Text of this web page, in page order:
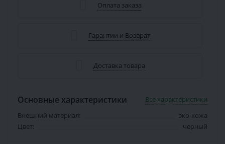
Оплата заказа
Гарантии и Возврат
Доставка товара
Основные характеристики
Все характеристики
Внешний материал:
эко-кожа
Цвет:
черный